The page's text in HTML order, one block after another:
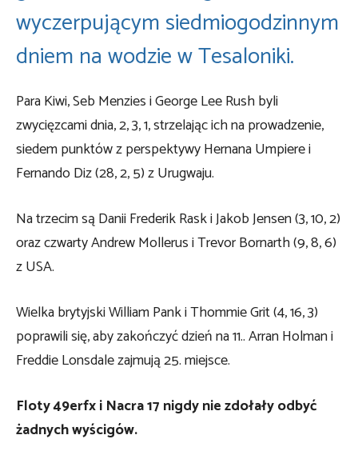
wyczerpującym siedmiogodzinnym
dniem na wodzie w Tesaloniki.
Para Kiwi, Seb Menzies i George Lee Rush byli
zwycięzcami dnia, 2, 3, 1, strzelając ich na prowadzenie,
siedem punktów z perspektywy Hernana Umpiere i
Fernando Diz (28, 2, 5) z Urugwaju.
Na trzecim są Danii Frederik Rask i Jakob Jensen (3, 10, 2)
oraz czwarty Andrew Mollerus i Trevor Bornarth (9, 8, 6)
z USA.
Wielka brytyjski William Pank i Thommie Grit (4, 16, 3)
poprawili się, aby zakończyć dzień na 11.. Arran Holman i
Freddie Lonsdale zajmują 25. miejsce.
Floty 49erfx i Nacra 17 nigdy nie zdołały odbyć
żadnych wyścigów.